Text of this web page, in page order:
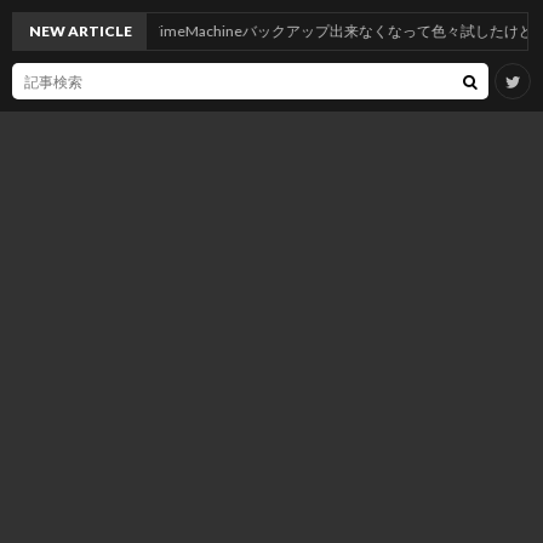
NEW ARTICLE
たらNASへTimeMachineバックアップ出来なくなって色々試したけど神記事のお